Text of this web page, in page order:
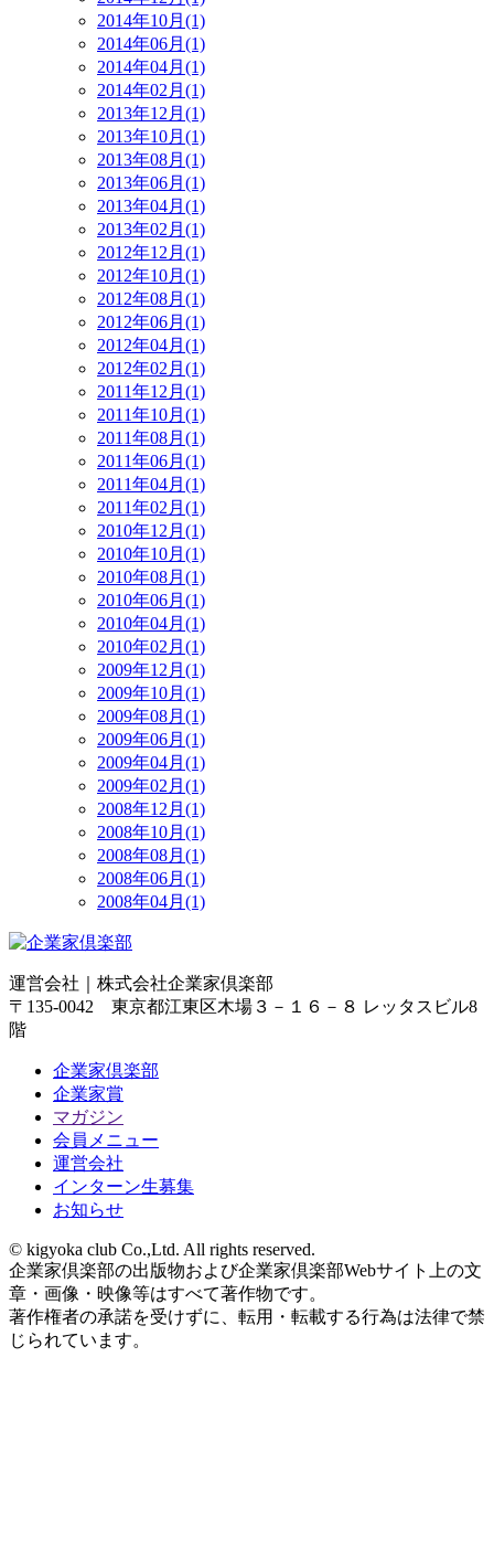
2014年10月(1)
2014年06月(1)
2014年04月(1)
2014年02月(1)
2013年12月(1)
2013年10月(1)
2013年08月(1)
2013年06月(1)
2013年04月(1)
2013年02月(1)
2012年12月(1)
2012年10月(1)
2012年08月(1)
2012年06月(1)
2012年04月(1)
2012年02月(1)
2011年12月(1)
2011年10月(1)
2011年08月(1)
2011年06月(1)
2011年04月(1)
2011年02月(1)
2010年12月(1)
2010年10月(1)
2010年08月(1)
2010年06月(1)
2010年04月(1)
2010年02月(1)
2009年12月(1)
2009年10月(1)
2009年08月(1)
2009年06月(1)
2009年04月(1)
2009年02月(1)
2008年12月(1)
2008年10月(1)
2008年08月(1)
2008年06月(1)
2008年04月(1)
運営会社｜ 株式会社企業家倶楽部
〒135-0042 東京都江東区木場３－１６－８ レッタスビル8
階
企業家倶楽部
企業家賞
マガジン
会員メニュー
運営会社
インターン生募集
お知らせ
© kigyoka club Co.,Ltd. All rights reserved.
企業家倶楽部の出版物および企業家倶楽部Webサイト上の文
章・画像・映像等はすべて著作物です。
著作権者の承諾を受けずに、転用・転載する行為は法律で禁
じられています。